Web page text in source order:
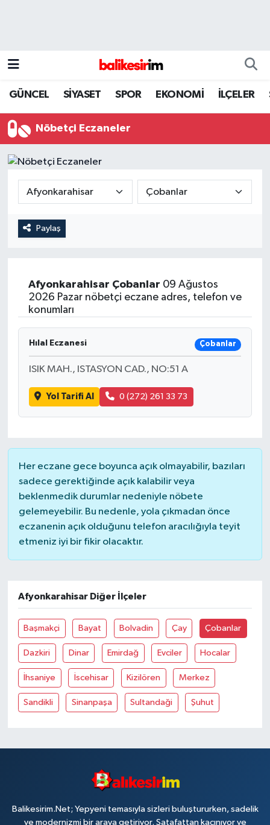
GÜNCEL SİYASET SPOR EKONOMİ İLÇELER
Nöbetçi Eczaneler
Paylaş
Afyonkarahisar Çobanlar 09 Ağustos
2026 Pazar nöbetçi eczane adres, telefon ve
konumları
Hılal Eczanesi Çobanlar
ISIK MAH., ISTASYON CAD., NO:51 A
Yol Tarifi Al 0 (272) 261 33 73
Her eczane gece boyunca açık olmayabilir, bazıları
sadece gerektiğinde açık kalabilir veya
beklenmedik durumlar nedeniyle nöbete
gelemeyebilir. Bu nedenle, yola çıkmadan önce
eczanenin açık olduğunu telefon aracılığıyla teyit
etmeniz iyi bir fikir olacaktır.
Afyonkarahisar Diğer İlçeler
Başmakçi Bayat Bolvadin Çay Çobanlar
Dazkiri Dinar Emirdağ Evciler Hocalar
İhsaniye İscehisar Kizilören Merkez
Sandikli Sinanpaşa Sultandaği Şuhut
Balikesirim.Net; Yepyeni temasıyla sizleri buluştururken, sadelik
ve modernizmi bir araya getiriyor. Şatafattan kaçınıyor ve